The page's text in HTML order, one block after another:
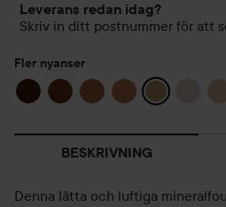
Leverans redan idag?
Skriv in ditt postnummer för att
Fler nyanser
BESKRIVNING
Denna lätta och luftiga